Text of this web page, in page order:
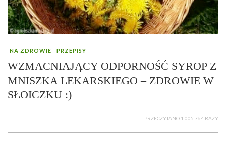
NA ZDROWIE PRZEPISY
WZMACNIAJĄCY ODPORNOŚĆ SYROP Z
MNISZKA LEKARSKIEGO – ZDROWIE W
SŁOICZKU :)
PRZECZYTANO 1 005 764 RAZY